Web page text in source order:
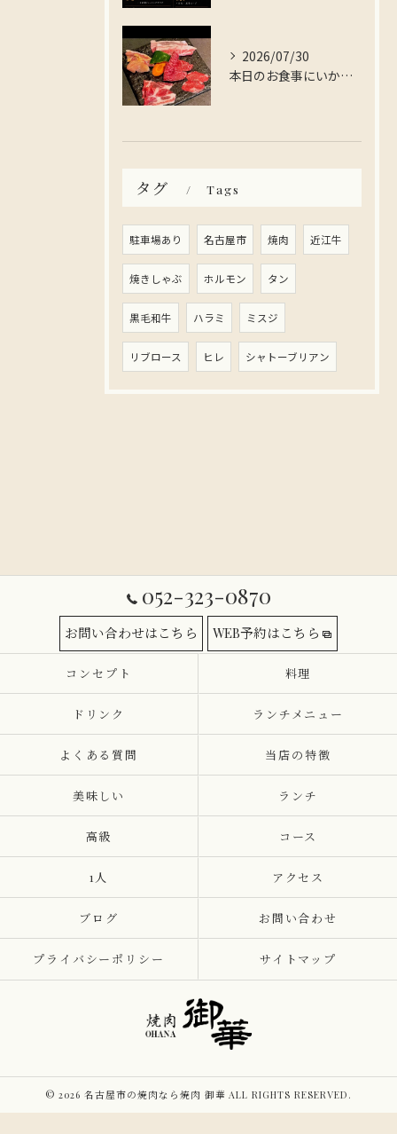
2026/07/30
本日のお食事にいかがですか？
タグ Tags
駐車場あり 名古屋市 焼肉 近江牛
焼きしゃぶ ホルモン タン
黒毛和牛 ハラミ ミスジ
リブロース ヒレ シャトーブリアン
052-323-0870
お問い合わせはこちら WEB予約はこちら
コンセプト 料理
ドリンク ランチメニュー
よくある質問 当店の特徴
美味しい ランチ
高級 コース
1人 アクセス
ブログ お問い合わせ
プライバシーポリシー サイトマップ
© 2026 名古屋市の焼肉なら焼肉 御華 ALL RIGHTS RESERVED.